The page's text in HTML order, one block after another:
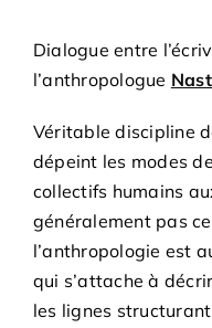
Dialogue entre
l’anthropologue
Véritable discipline
dépeint les modes
collectifs humains
généralement pas
l’anthropologie est
qui s’attache à
les lignes